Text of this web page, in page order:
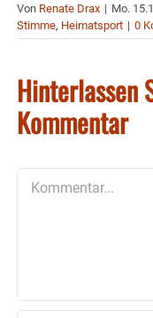
Von Renate Drax | Mo.
Stimme, Heimatsport | 0
Hinterlassen
Kommentar